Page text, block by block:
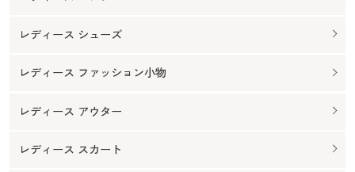
レディース シューズ
レディース ファッション小物
レディース アウター
レディース スカート